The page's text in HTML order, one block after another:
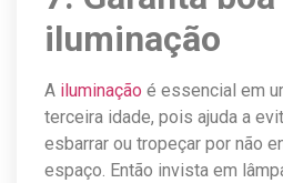
iluminação
A iluminação é essencial em
terceira idade, pois ajuda a
esbarrar ou tropeçar por não
espaço. Então invista em